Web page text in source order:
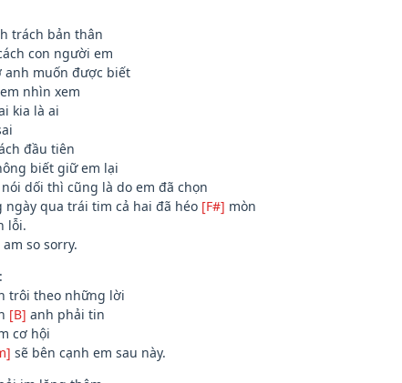
trách bản thân
con người em
anh muốn được biết
nhìn xem
kia là ai
đầu tiên
biết giữ em lại
dối thì cũng là do em đã chọn
ngày qua trái tim cả hai đã héo [F#] mòn
lỗi.
so sorry.
trôi theo những lời
[B] anh phải tin
cơ hội
sẽ bên cạnh em sau này.